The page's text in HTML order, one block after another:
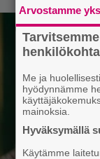
Arvostamme
Me ja
hyödynnämme
mainoksia.
Hyväksymällä
Käytämme